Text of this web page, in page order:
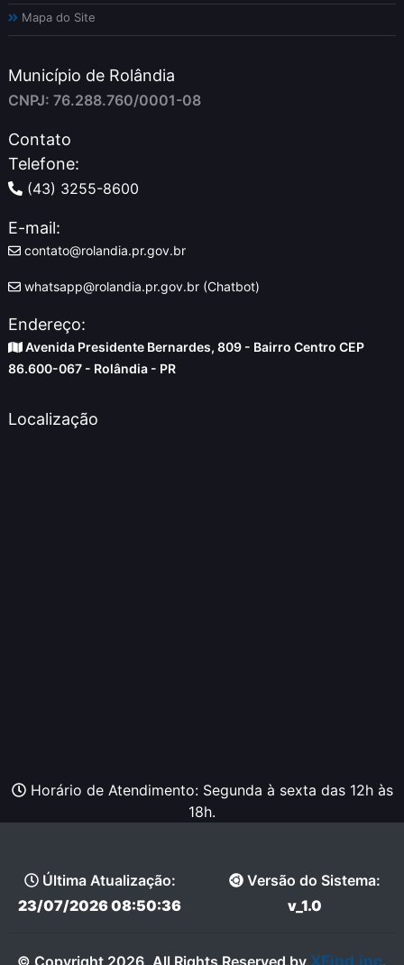
Mapa do Site
Município de Rolândia
CNPJ: 76.288.760/0001-08
Contato
Telefone:
(43) 3255-8600
E-mail:
contato@rolandia.pr.gov.br
whatsapp@rolandia.pr.gov.br (Chatbot)
Endereço:
Avenida Presidente Bernardes, 809 - Bairro Centro CEP
86.600-067 - Rolândia - PR
Localização
Horário de Atendimento: Segunda à sexta das 12h às
18h.
Última Atualização:
23/07/2026 08:50:36
Versão do Sistema:
v_1.0
© Copyright 2026, All Rights Reserved by XFind.inc.